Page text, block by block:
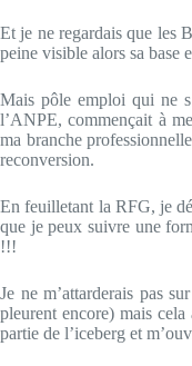
Et je ne regardais que les
peine visible alors sa base
Mais pôle emploi qui ne
l’ANPE, commençait à
ma branche
reconversion.
En feuilletant la RFG, je
que je peux suivre une
!!!
Je ne m’attarderais pas
pleurent encore) mais
partie de l’iceberg et